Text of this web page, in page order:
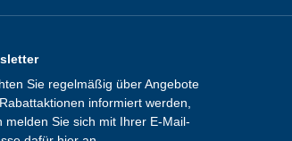
Sie regelmäßig über Angebote
informiert werden,
melden Sie sich mit Ihrer E-Mail-